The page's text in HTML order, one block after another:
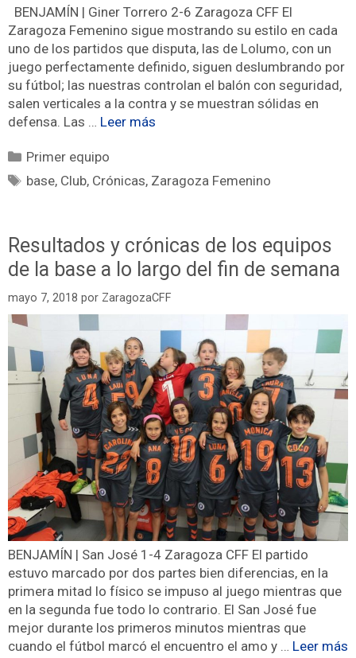
BENJAMÍN | Giner Torrero 2-6 Zaragoza CFF El
Zaragoza Femenino sigue mostrando su estilo en cada
uno de los partidos que disputa, las de Lolumo, con un
juego perfectamente definido, siguen deslumbrando por
su fútbol; las nuestras controlan el balón con seguridad,
salen verticales a la contra y se muestran sólidas en
defensa. Las … Leer más
Primer equipo
base, Club, Crónicas, Zaragoza Femenino
Resultados y crónicas de los equipos
de la base a lo largo del fin de semana
mayo 7, 2018 por ZaragozaCFF
BENJAMÍN | San José 1-4 Zaragoza CFF El partido
estuvo marcado por dos partes bien diferencias, en la
primera mitad lo físico se impuso al juego mientras que
en la segunda fue todo lo contrario. El San José fue
mejor durante los primeros minutos mientras que
cuando el fútbol marcó el encuentro el amo y … Leer más